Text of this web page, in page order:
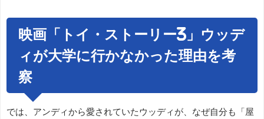
映画「トイ・ストーリー3」ウッデ
ィが大学に行かなかった理由を考
察
では、アンディから愛されていたウッディが、なぜ自分も「屋